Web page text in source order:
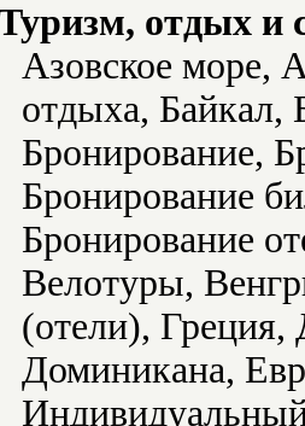
отдых и
Азовское море,
отдыха, Байкал,
Бронирование,
Бронирование
Бронирование
Велотуры,
(отели), Греция,
Доминикана,